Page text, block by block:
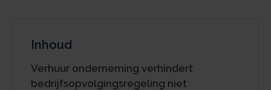
Inhoud
Verhuur onderneming verhindert
bedrijfsopvolgingsregeling niet